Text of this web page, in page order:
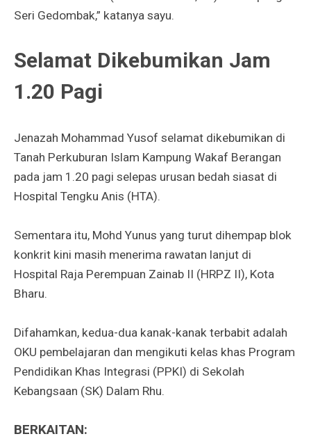
Seri Gedombak,” katanya sayu.
Selamat Dikebumikan Jam
1.20 Pagi
Jenazah Mohammad Yusof selamat dikebumikan di
Tanah Perkuburan Islam Kampung Wakaf Berangan
pada jam 1.20 pagi selepas urusan bedah siasat di
Hospital Tengku Anis (HTA).
Sementara itu, Mohd Yunus yang turut dihempap blok
konkrit kini masih menerima rawatan lanjut di
Hospital Raja Perempuan Zainab II (HRPZ II), Kota
Bharu.
Difahamkan, kedua-dua kanak-kanak terbabit adalah
OKU pembelajaran dan mengikuti kelas khas Program
Pendidikan Khas Integrasi (PPKI) di Sekolah
Kebangsaan (SK) Dalam Rhu.
BERKAITAN: